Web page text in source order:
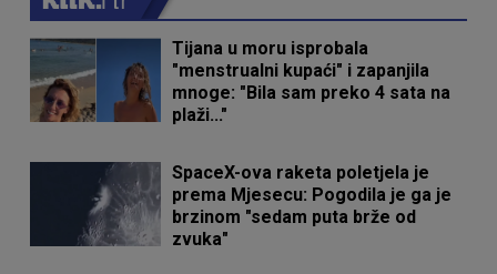
Tijana u moru isprobala
"menstrualni kupaći" i zapanjila
mnoge: "Bila sam preko 4 sata na
plaži..."
SpaceX-ova raketa poletjela je
prema Mjesecu: Pogodila je ga je
brzinom "sedam puta brže od
zvuka"